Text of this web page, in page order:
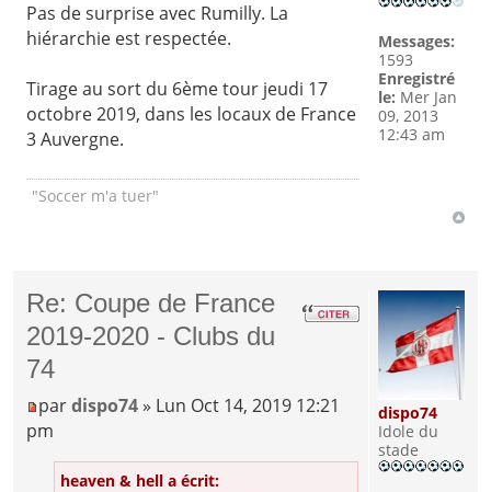
Pas de surprise avec Rumilly. La
hiérarchie est respectée.
Tirage au sort du 6ème tour jeudi 17
octobre 2019, dans les locaux de France
3 Auvergne.
"Soccer m'a tuer"
Messages:
1593
Enregistré
le: Mer Jan
09, 2013
12:43 am
Re: Coupe de France
2019-2020 - Clubs du
74
pardispo74 » Lun Oct 14, 2019 12:21
pm
heaven & hell a écrit:
dispo74
Idole du
stade